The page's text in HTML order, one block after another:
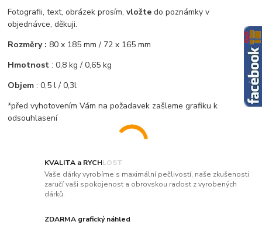
KVALITA a RYCHLOST
Vaše dárky vyrobíme s maximální pečlivostí, naše zkušenosti
zaručí vaši spokojenost a obrovskou radost z vyrobených
dárků.
ZDARMA grafický náhled
Fotografii, text, obrázek prosím,vložtedo poznámky v
objednávce, děkuji.
Rozměry : 80 x 185 mm / 72 x 165 mm
Hmotnost : 0,8 kg / 0,65 kg
Objem : 0,5 l / 0,3l
*před vyhotovením Vám na požadavek zašleme grafiku k
odsouhlasení